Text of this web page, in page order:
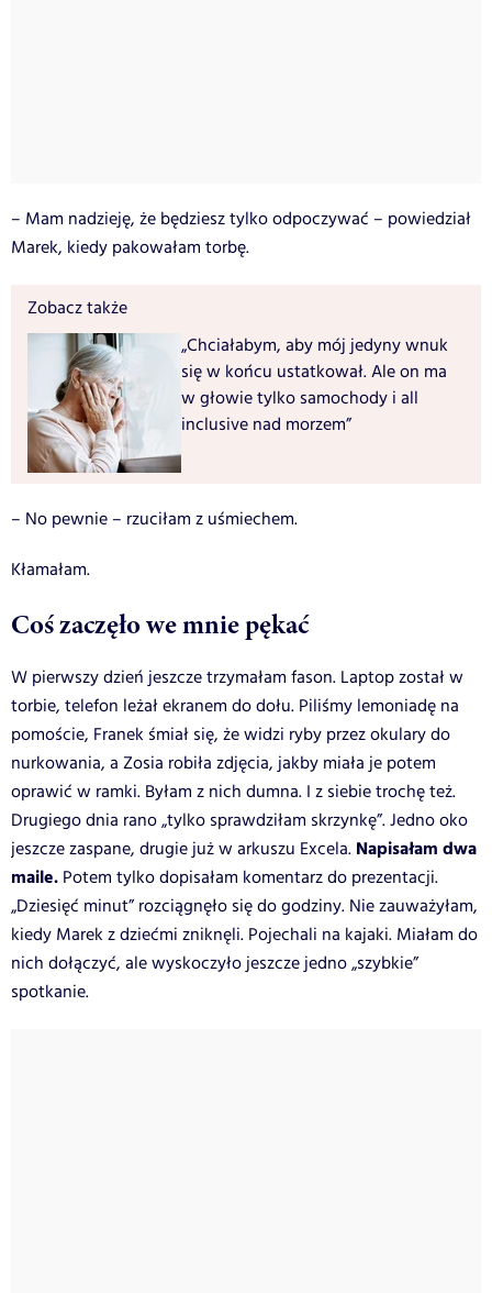
– Mam nadzieję, że będziesz tylko odpoczywać – powiedział
Marek, kiedy pakowałam torbę.
Zobacz także
„Chciałabym, aby mój jedyny wnuk
się w końcu ustatkował. Ale on ma
w głowie tylko samochody i all
inclusive nad morzem”
– No pewnie – rzuciłam z uśmiechem.
Kłamałam.
Coś zaczęło we mnie pękać
W pierwszy dzień jeszcze trzymałam fason. Laptop został w
torbie, telefon leżał ekranem do dołu. Piliśmy lemoniadę na
pomoście, Franek śmiał się, że widzi ryby przez okulary do
nurkowania, a Zosia robiła zdjęcia, jakby miała je potem
oprawić w ramki. Byłam z nich dumna. I z siebie trochę też.
Drugiego dnia rano „tylko sprawdziłam skrzynkę”. Jedno oko
jeszcze zaspane, drugie już w arkuszu Excela. Napisałam dwa
maile. Potem tylko dopisałam komentarz do prezentacji.
„Dziesięć minut” rozciągnęło się do godziny. Nie zauważyłam,
kiedy Marek z dziećmi zniknęli. Pojechali na kajaki. Miałam do
nich dołączyć, ale wyskoczyło jeszcze jedno „szybkie”
spotkanie.